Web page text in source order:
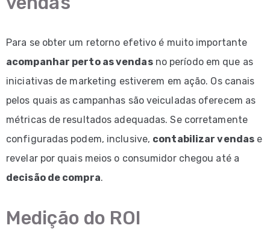
Para se obter um retorno efetivo é muito importante
acompanhar perto as vendasno período em que as
iniciativas de marketing estiverem em ação. Os canais
pelos quais as campanhas são veiculadas oferecem as
métricas de resultados adequadas. Se corretamente
configuradas podem, inclusive, contabilizar vendas e
revelar por quais meios o consumidor chegou até a
decisão de compra.
Medição do ROI